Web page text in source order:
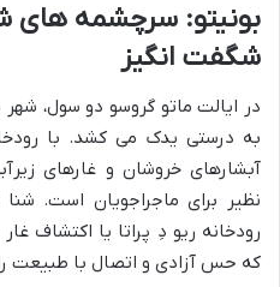
بونیتو: سرچشمه های
شگفت انگیز
در ایالت ماتو گروسو دو سول، شهر
به درستی یدک می کشد. با
آبشارهای خروشان و غارهای
نظیر برای ماجراجویان است.
رودخانه ریو دِ پراتا یا اکتشاف
که حس آزادی و اتصال با طبیعت